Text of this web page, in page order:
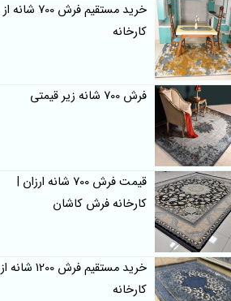
خرید مستقیم فرش 700 شانه از
کارخانه
فرش 700 شانه زیر قیمتی
قیمت فرش 700 شانه ارزان |
کارخانه فرش کاشان
خرید مستقیم فرش 1200 شانه از
کارخانه